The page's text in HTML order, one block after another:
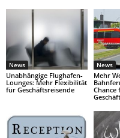
News
Unabhängige Flughafen-
Lounges: Mehr Flexibilität
für Geschäftsreisende
News
Mehr
Chance